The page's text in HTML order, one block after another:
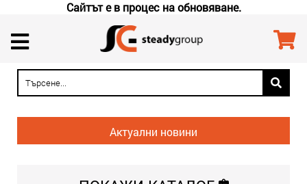
Сайтът е в процес на обновяване.
Актуални новини